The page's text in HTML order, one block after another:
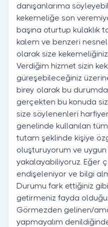
danışanlarıma
kekemeliğe son
başına oturtup kulaklık
kalem ve benzeri
olarak size
Verdiğim hizmet sizin
güreşebileceğiniz
birey olarak bu
gerçekten bu konuda
size söylenenleri
genelinde kullanılan
tutam şeklinde kişiye
oluşturuyorum ve uygun
yakalayabiliyoruz. Eğer
endişeleniyor ve bilgi
Durumu fark ettiğiniz
getirmeniz fayda
Görmezden gelinen/
yapmayalım